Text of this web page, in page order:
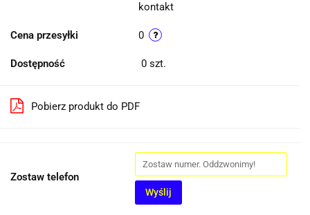
kontakt
Cena przesyłki 0
Dostępność 0 szt.
Pobierz produkt do PDF
Zostaw telefon
Wyślij